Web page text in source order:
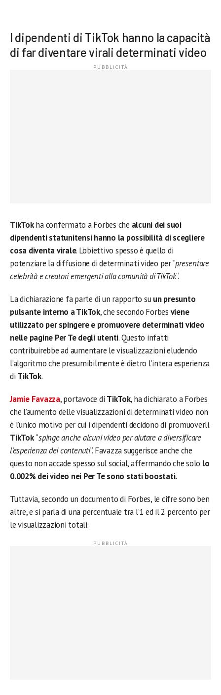
I dipendenti di TikTok hanno la capacità
di far diventare virali determinati video
TikTokha confermato a Forbes che alcuni dei suoi
dipendenti statunitensi hanno la possibilità di scegliere
cosa diventa virale. L’obiettivo spesso è quello di
potenziare la diffusione di determinati video per “presentare
celebrità e creatori emergenti alla comunità di TikTok“.
La dichiarazione fa parte di un rapporto suun presunto
pulsante interno a TikTok, che secondo Forbes viene
utilizzato per spingere e promuovere determinati video
nelle pagine Per Te degli utenti. Questo infatti
contribuirebbe ad aumentare le visualizzazioni eludendo
l’algoritmo che presumibilmente è dietro l’intera esperienza
di TikTok.
Jamie Favazza, portavoce di TikTok, ha dichiarato a Forbes
che l’aumento delle visualizzazioni di determinati video non
è l’unico motivo per cui i dipendenti decidono di promuoverli.
TikTok“spinge anche alcuni video per aiutare a diversificare
l’esperienza dei contenuti“. Favazza suggerisce anche che
questo non accade spesso sul social, affermando che solo lo
0.002% dei video nei Per Te sono stati boostati.
Tuttavia, secondo un documento di Forbes, le cifre sono ben
altre, e si parla di una percentuale tra l’1 ed il 2 percento per
le visualizzazioni totali.